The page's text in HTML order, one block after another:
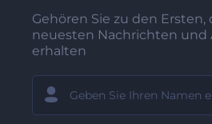
Gehören Sie zu den Ersten,
neuesten Nachrichten und
erhalten